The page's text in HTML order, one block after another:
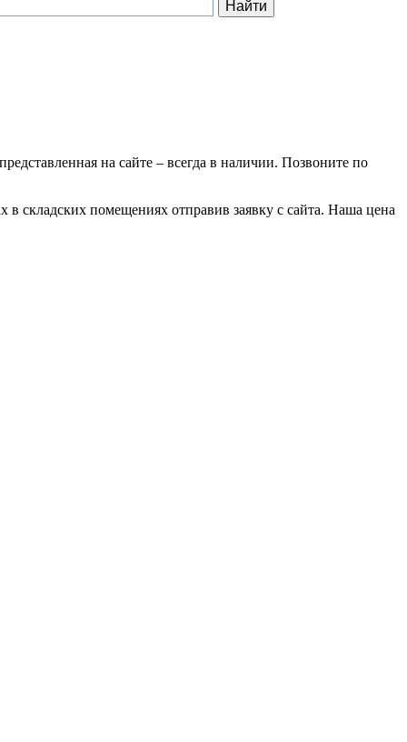
на сайте – всегда в наличии. Позвоните по
в складских помещениях отправив заявку с сайта. Наша цена